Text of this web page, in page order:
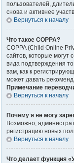
пользователей,
снова и активнее
Вернуться к началу
Что такое COPPA?
COPPA (Child Online
сайтов, которые
вида подтверждения
вам, как к
может давать
Примечание
Вернуться к началу
Почему я не могу
Возможно,
регистрацию новых
Вернуться к началу
Что делает функция